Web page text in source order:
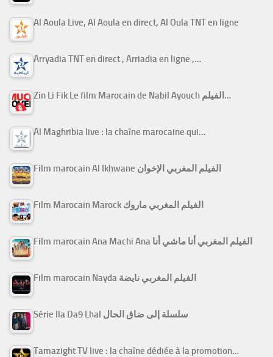
Al Aoula Live, Al Aoula en direct, Al Oula TNT en ligne
Arryadia TNT en direct , Arriadia en ligne ,…
Zin Li Fik Le film Marocain de Nabil Ayouch الفيلم…
Al Maghribia live : la chaîne marocaine qui…
Film marocain Al Ikhwane الفيلم المغربي الإخوان
Film Marocain Marock الفيلم المغربي ماروك
Film marocain Ana Machi Ana الفيلم المغربي أنا ماشي أنا
Film marocain Nayda الفيلم المغربي نايضة
Série Ila Da9 Lhal سلسلة إلى ضاق الحال
Tamazight TV live : la chaîne dédiée à la promotion…